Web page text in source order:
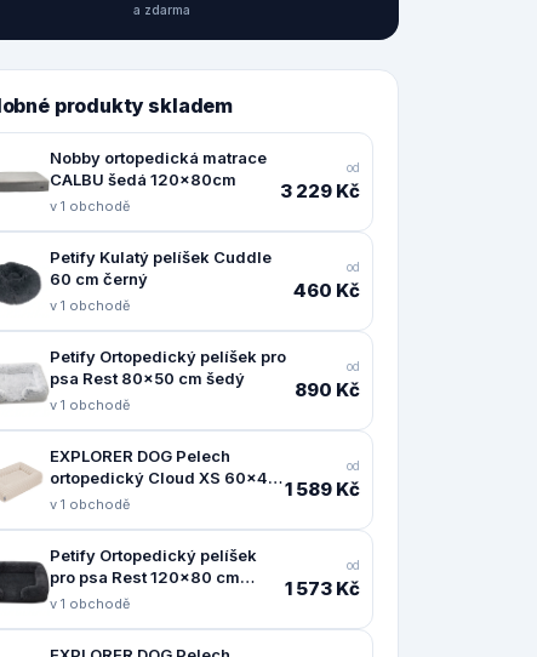
a zdarma
produkty skladem
Nobby ortopedická matrace
CALBU šedá 120x80cm
v 1 obchodě
od
3 229 Kč
Petify Kulatý pelíšek Cuddle
60 cm černý
v 1 obchodě
od
460 Kč
Petify Ortopedický pelíšek pro
psa Rest 80x50 cm šedý
v 1 obchodě
od
890 Kč
EXPLORER DOG Pelech
ortopedický Cloud XS 60x40
Vanilla Beige
v 1 obchodě
od
1 589 Kč
Petify Ortopedický pelíšek
pro psa Rest 120x80 cm
černý
v 1 obchodě
od
1 573 Kč